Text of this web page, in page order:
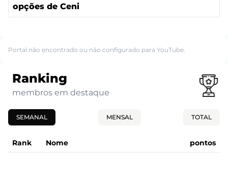
opções de Ceni
Portal não encontrado ou não configurado para YouTube.
Ranking
membros em destaque
SEMANAL MENSAL TOTAL
Rank Nome pontos